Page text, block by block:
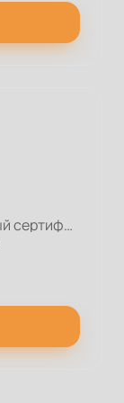
Москва, Gift certificate, Подарочный сертификат